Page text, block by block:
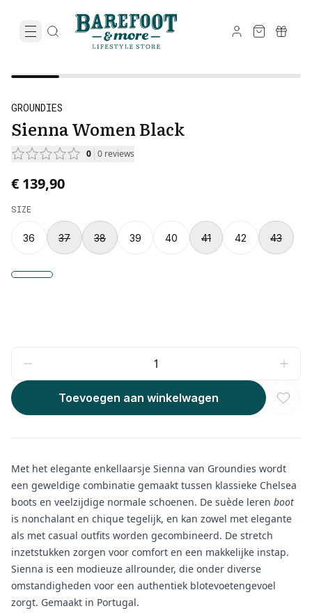
GROUNDIES
Sienna Women Black
0 0 reviews
€ 139,90
SIZE
36 37 38 39 40 41 42 43
Toevoegen aan winkelwagen
Met het elegante enkellaarsje Sienna van Groundies wordt
een geweldige combinatie gemaakt tussen klassieke Chelsea
boots en veelzijdige normale schoenen. De suède leren boot
is nonchalant en chique tegelijk, en kan zowel met elegante
als met casual outfits worden gecombineerd. De stretch
inzetstukken zorgen voor comfort en een makkelijke instap.
Sienna is een modieuze allrounder, die onder diverse
omstandigheden voor een authentiek blotevoetengevoel
zorgt. Gemaakt in Portugal.